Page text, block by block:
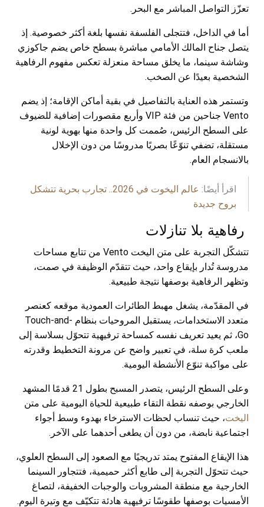
تعزّز التواصل المباشر مع البحر.
أما في الداخل، فتتجلى الفلسفة نفسها بلغة أكثر خصوصية. إذ
يتصل جناح المالك الأمامي مباشرة بسطح خاص يضم جاكوزي
وشاشة سينما، ما يخلق مساحة منعزلة تعكس مفهوم الرفاهية
الشخصية بعيدًا عن الصخب.
وتستمر هذه العناية بالتفاصيل في بقية أماكن الإقامة؛ إذ يضم
Vento جناحين من فئة VIP وأربع مقصورات إضافية للضيوف
على السطح الرئيس، صُممت كل واحدة منها بهوية لونية
مستقلة، تضفي تنوّعًا بصريًا مدروسًا من دون الإخلال
بالانسجام العام.
اقرأ أيضًا:
عالم اليخوت في 2026.. تجارب بحرية تتشكل
بروح جديدة
رفاهية بلا تنازلات
تتشكّل التجربة على متن اليخت Vento من تتابع مساحات
مدروسة تُدار بإيقاع واحد، حيث تتقدّم الوظيفة في صمت،
وتظهر الرفاهية بوصفها نتيجة طبيعية.
في المقدّمة، يشغل مهبط الطائرات العمودية موقعه كعنصر
متعدد الاستخدامات، يستقبل المروحيات بنظام Touch-and-
Go، ثم يعيد تعريف نفسه كمساحة ترفيهية تتحوّل بسلاسة إلى
ملعب كرة سلة، في تعبير واضح عن مرونة التخطيط وقدرته
على مواكبة تنوّع الأنشطة اليومية.
وعلى السطح الرئيس، يتصدر المسبح بطول 21 قدمًا المشهد
الخارجي بوصفه نقطة التقاء طبيعية للحياة اليومية على متن
اليخت، حيث تنساب لحظات الاسترخاء بهدوء وسط أجواء
اجتماعية نابضة، من دون أن يطغى أحدهما على الآخر.
هذا الإيقاع المفتوح يمتد تدريجيًا مع الصعود إلى السطح العلوي،
حيث تتحوّل التجربة إلى طابع أكثر حميمية، فتتجاور السينما
الخارجية مع منطقة المشروبات والوجبات الخفيفة، لتصاغ
الأمسيات بوصفها طقوسًا ترفيهية هادئة تتكيّف مع وتيرة اليوم.